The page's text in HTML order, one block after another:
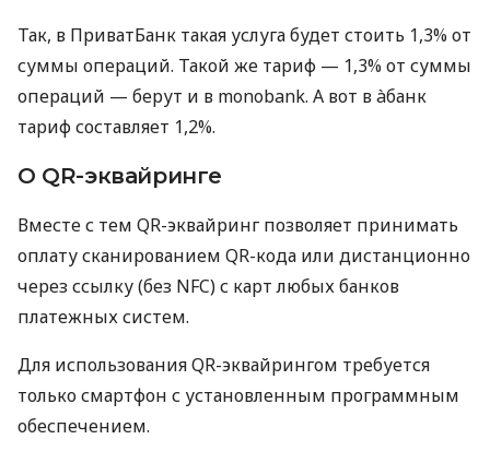
Так, в ПриватБанк такая услуга будет стоить 1,3% от
суммы операций. Такой же тариф — 1,3% от суммы
операций — берут и в monobank. А вот в àбанк
тариф составляет 1,2%.
О QR-эквайринге
Вместе с тем QR-эквайринг позволяет принимать
оплату сканированием QR-кода или дистанционно
через ссылку (без NFC) с карт любых банков
платежных систем.
Для использования QR-эквайрингом требуется
только смартфон с установленным программным
обеспечением.